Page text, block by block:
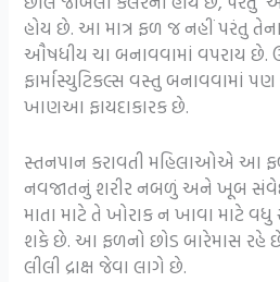
હોય છે. આ માત્ર ફળ જ નહીં પરંતુ
ઔષધીય ચા બનાવવામાં વપરાય છે.
ફાર્માસ્યુટિકલ્સ વસ્તુ બનાવવામાં
ખાણઆ ફાયદાકારક છે.
સ્તનપાન કરાવતી મહિલાઓએ આ
નવજાતનું શરીર નબળું અને ખૂબ
માતા માટે તે ખોરાક ન ખાવા માટે
શકે છે. આ ફળનો છોડ બારેમાસ રહે છે.
લીલી દ્રાક્ષ જેવા લાગે છે.